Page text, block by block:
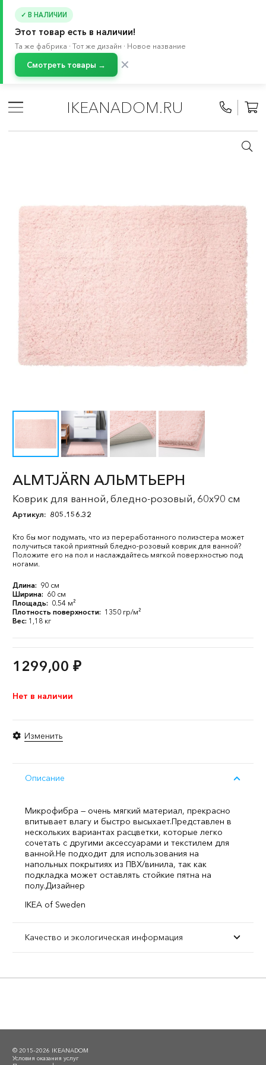
✓ В НАЛИЧИИ
Этот товар есть в наличии!
Та же фабрика · Тот же дизайн · Новое название
Смотреть товары → ✕
IKEANADOM.RU
Коврики для ванной
ALMTJÄRN АЛЬМТЬЕРН
Коврик для ванной, бледно-розовый, 60x90 см
Артикул: 805.156.32
Кто бы мог подумать, что из переработанного полиэстера может
получиться такой приятный бледно-розовый коврик для ванной?
Положите его на пол и наслаждайтесь мягкой поверхностью под
ногами.
Длина: 90 см
Ширина: 60 см
Площадь: 0.54 м²
Плотность поверхности: 1350 гр/м²
Вес: 1,18 кг
1299,00 ₽
Нет в наличии
Изменить
Описание
Микрофибра — очень мягкий материал, прекрасно
впитывает влагу и быстро высыхает.Представлен в
нескольких вариантах расцветки, которые легко
сочетать с другими аксессуарами и текстилем для
ванной.Не подходит для использования на
напольных покрытиях из ПВХ/винила, так как
подкладка может оставлять стойкие пятна на
полу.Дизайнер
IKEA of Sweden
Качество и экологическая информация
© 2015–2026 IKEANADOM
Условия оказания услуг